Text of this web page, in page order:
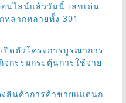
นไลน์แล้ววันนี้ เลขเด่น
หลากหลายทั้ง 301
ดตัวโครงการบูรณาการ
กรรมกระตุ้นการใช้จ่าย
สินค้าการค้าชายแแดนก